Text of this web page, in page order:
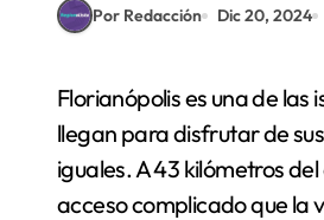
Por Redacción Dic 20, 2024
Florianópolis es una de las islas más famosas de Brasil. Durante la época de verano, miles de turistas
llegan para disfrutar de
iguales. A 43 kilómetros
acceso complicado que la